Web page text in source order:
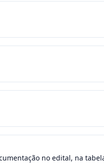
no edital, na